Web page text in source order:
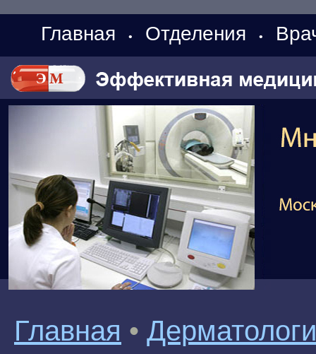
Главная • Отделения •
Главная •